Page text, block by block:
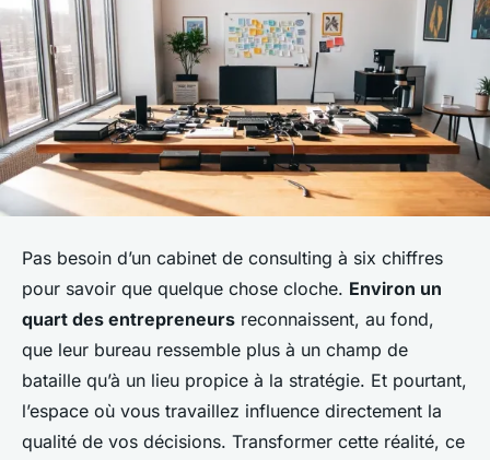
Pas besoin d’un cabinet de consulting à six chiffres
pour savoir que quelque chose cloche. Environ un
quart des entrepreneurs reconnaissent, au fond,
que leur bureau ressemble plus à un champ de
bataille qu’à un lieu propice à la stratégie. Et pourtant,
l’espace où vous travaillez influence directement la
qualité de vos décisions. Transformer cette réalité, ce